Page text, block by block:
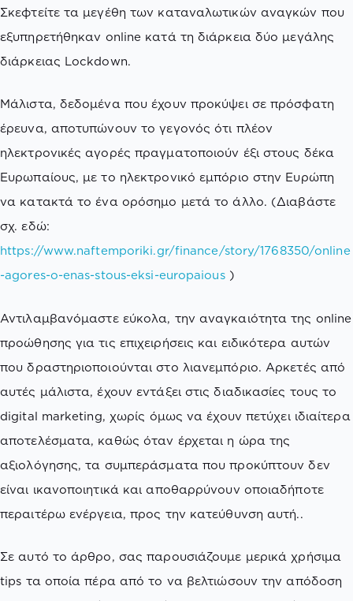
Σκεφτείτε τα μεγέθη των καταναλωτικών αναγκών που
εξυπηρετήθηκαν online κατά τη διάρκεια δύο μεγάλης
διάρκειας Lockdown.
Μάλιστα, δεδομένα που έχουν προκύψει σε πρόσφατη
έρευνα, αποτυπώνουν το γεγονός ότι πλέον
ηλεκτρονικές αγορές πραγματοποιούν έξι στους δέκα
Ευρωπαίους, με το ηλεκτρονικό εμπόριο στην Ευρώπη
να κατακτά το ένα ορόσημο μετά το άλλο. (Διαβάστε
σχ. εδώ:
https://www.naftemporiki.gr/finance/story/1768350/online
-agores-o-enas-stous-eksi-europaious )
Αντιλαμβανόμαστε εύκολα, την αναγκαιότητα της online
προώθησης για τις επιχειρήσεις και ειδικότερα αυτών
που δραστηριοποιούνται στο λιανεμπόριο. Αρκετές από
αυτές μάλιστα, έχουν εντάξει στις διαδικασίες τους το
digital marketing, χωρίς όμως να έχουν πετύχει ιδιαίτερα
αποτελέσματα, καθώς όταν έρχεται η ώρα της
αξιολόγησης, τα συμπεράσματα που προκύπτουν δεν
είναι ικανοποιητικά και αποθαρρύνουν οποιαδήποτε
περαιτέρω ενέργεια, προς την κατεύθυνση αυτή..
Σε αυτό το άρθρο, σας παρουσιάζουμε μερικά χρήσιμα
tips τα οποία πέρα από το να βελτιώσουν την απόδοση